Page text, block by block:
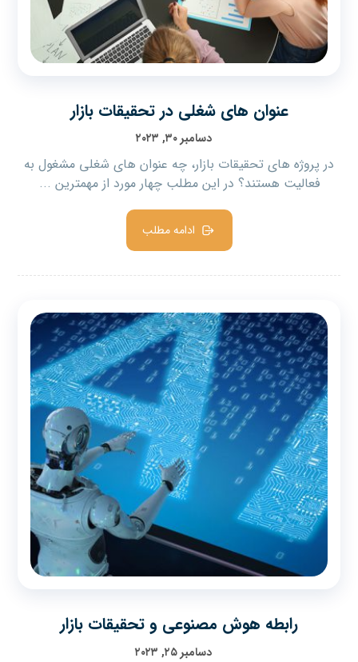
عنوان های شغلی در تحقیقات بازار
دسامبر ۳۰, ۲۰۲۳
در پروژه های تحقیقات بازار، چه عنوان های شغلی مشغول به
فعالیت هستند؟ در این مطلب چهار مورد از مهمترین ...
ادامه مطلب
رابطه هوش مصنوعی و تحقیقات بازار
دسامبر ۲۵, ۲۰۲۳